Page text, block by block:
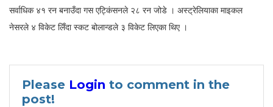
सर्वाधिक ४१ रन बनाउँदा गस एट्किंसनले २८ रन जोडे । अस्ट्रेलियाका माइकल
नेसरले ४ विकेट लिँदा स्कट बोलान्डले ३ विकेट लिएका थिए ।
Please Login to comment in the
post!